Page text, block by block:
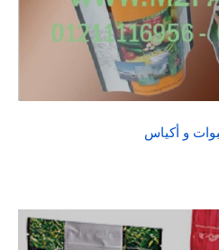
READ
FULL
POST